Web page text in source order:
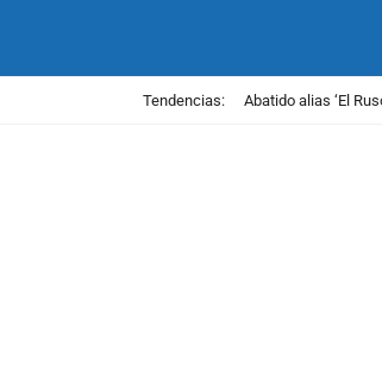
Tendencias: Abatido alias ‘El